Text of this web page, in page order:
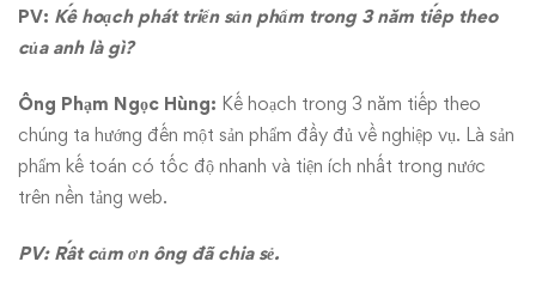
PV: Kế hoạch phát triển sản phẩm trong 3 năm tiếp theo
của anh là gì?
Ông Phạm Ngọc Hùng: Kế hoạch trong 3 năm tiếp theo
chúng ta hướng đến một sản phẩm đầy đủ về nghiệp vụ. Là sản
phẩm kế toán có tốc độ nhanh và tiện ích nhất trong nước
trên nền tảng web.
PV: Rất cảm ơn ông đã chia sẻ.